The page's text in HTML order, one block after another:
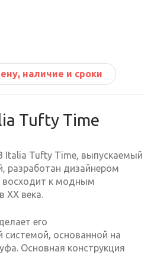
наличие и сроки
Tufty Time
Italia Tufty Time, выпускаемый
разработан дизайнером
восходит к модным
XX века.
его
основанной на
Основная конструкция